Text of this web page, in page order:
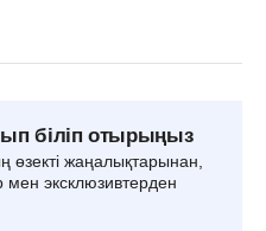
біліп отырыңыз
өзекті жаңалықтарынан,
мен эксклюзивтерден